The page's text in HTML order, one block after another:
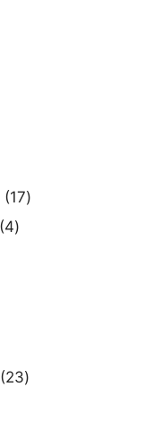
17
4
23